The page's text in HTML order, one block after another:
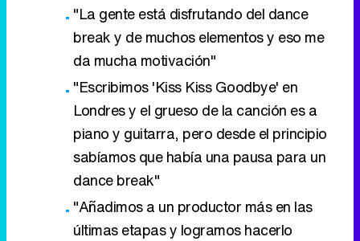
"La gente está disfrutando del dance
break y de muchos elementos y eso me
da mucha motivación"
"Escribimos 'Kiss Kiss Goodbye' en
Londres y el grueso de la canción es a
piano y guitarra, pero desde el principio
sabíamos que había una pausa para un
dance break"
"Añadimos a un productor más en las
últimas etapas y logramos hacerlo